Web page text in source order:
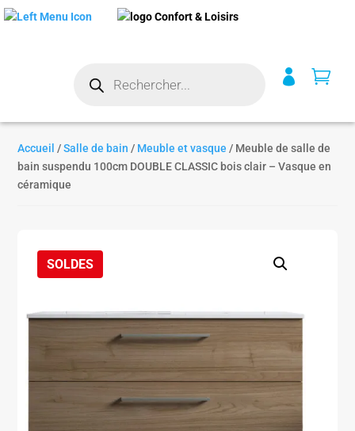
produits
 
Accueil /Salle de bain / Meuble et vasque / Meuble de salle de
bain suspendu 100cm DOUBLE CLASSIC bois clair – Vasque en
céramique
SOLDES